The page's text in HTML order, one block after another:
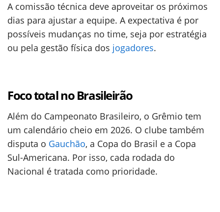
A comissão técnica deve aproveitar os próximos
dias para ajustar a equipe. A expectativa é por
possíveis mudanças no time, seja por estratégia
ou pela gestão física dos jogadores.
Foco total no Brasileirão
Além do Campeonato Brasileiro, o Grêmio tem
um calendário cheio em 2026. O clube também
disputa o Gauchão, a Copa do Brasil e a Copa
Sul-Americana. Por isso, cada rodada do
Nacional é tratada como prioridade.